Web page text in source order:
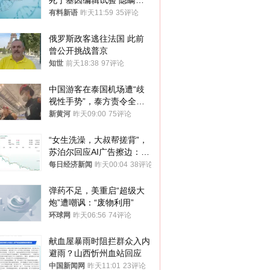
年才对外披露
有料新语 昨天11:59 35评论
俄罗斯政客逃往法国 此前
曾公开挑战普京
知世 前天18:38 97评论
中国游客在泰国机场遭“歧
视性手势”，泰方责令全面
调查，对责任人采取最严厉
新黄河 昨天09:00 75评论
“女生洗澡，大叔帮搓背”，
苏泊尔回应AI广告擦边：视
频全下架，已强化内容管理
每日经济新闻 昨天00:04 38评论
弹药不足，美重启“超级大
炮”遭嘲讽：“废物利用”
环球网 昨天06:56 74评论
献血屋暴雨时阻拦群众入内
避雨？山西忻州血站回应
中国新闻网 昨天11:01 23评论